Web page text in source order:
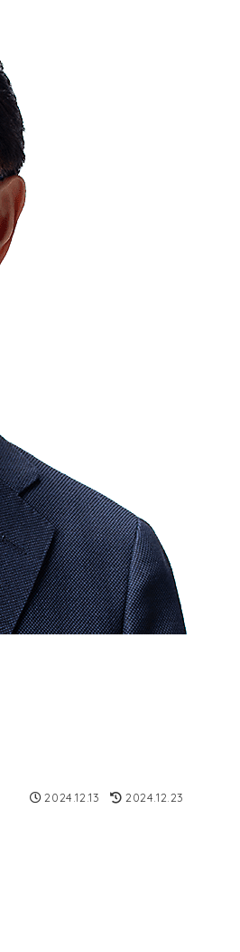
2024.12.13 2024.12.23